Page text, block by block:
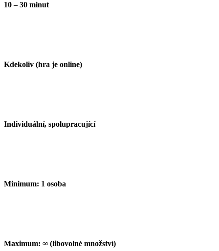
10 – 30 minut
Kdekoliv (hra je online)
Individuální, spolupracující
Minimum: 1 osoba
Maximum: ∞ (libovolné množství)